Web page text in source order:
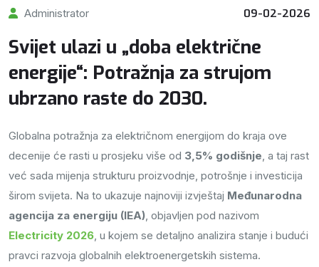
Administrator 09-02-2026
Svijet ulazi u „doba električne
energije“: Potražnja za strujom
ubrzano raste do 2030.
Globalna potražnja za električnom energijom do kraja ove
decenije će rasti u prosjeku više od 3,5% godišnje, a taj rast
već sada mijenja strukturu proizvodnje, potrošnje i investicija
širom svijeta. Na to ukazuje najnoviji izvještaj Međunarodna
agencija za energiju (IEA), objavljen pod nazivom
Electricity 2026, u kojem se detaljno analizira stanje i budući
pravci razvoja globalnih elektroenergetskih sistema.